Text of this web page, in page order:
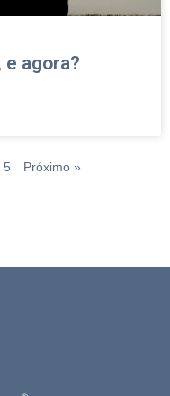
agora?
5 Próximo »